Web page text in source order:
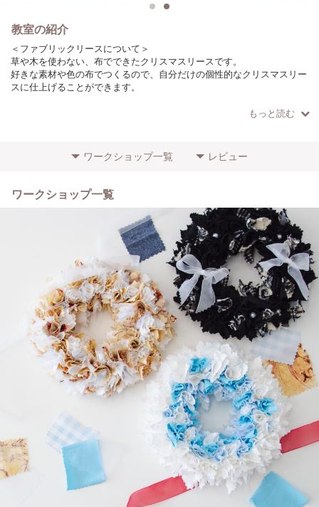
教室の紹介
＜ファブリックリースについて＞
草や木を使わない、布でできたクリスマスリースです。
好きな素材や色の布でつくるので、自分だけの個性的なクリスマスリー
スに仕上げることができます。
使わなくなった服や布を、エコで可愛らしいインテリアにリメイクしま
＜こだわりやポイント＞
難しい道具や技術は必要なく、どなたでも簡単に作品をつくることがで
ドリンクサービスも行っており、落ち着いた店内でゆったりとくつろぎ
ながらワークショップをお楽しみいただけます。
＜参加者に向けてのメッセージ＞
開催時間が少し遅い時間となりますが、お仕事や学校、お出かけの帰り
にいつもとは違った体験をしてみませんか？
お一人でも、お友達・カップルでもぜひお気軽にご参加ください◎
＜場所・アクセス＞
原宿駅/明治神宮前駅から15分
千駄ヶ谷駅/国立競技場駅から10分
＜その他特記事項＞
※募集日程は予告なく変更する場合があります。
※予約確定後でも、店舗の営業の都合によりやむを得ず日程を変更させ
ていただく可能性がございます。あらかじめご了承ください。
もっと読む
ワークショップ一覧 レビュー
ワークショップ一覧